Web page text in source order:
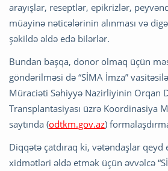
arayışlar, reseptlər, epikrizlər,
müayinə nəticələrinin alınması və
şəkildə əldə edə bilərlər.
Bundan başqa, donor olmaq üçün
göndərilməsi də “SİMA İmza”
Müraciəti Səhiyyə Nazirliyinin Orqan
Transplantasiyası üzrə Koordinasiya
saytında (odtkm.gov.az)
Diqqətə çatdıraq ki, vətəndaşlar qeyd
xidmətləri əldə etmək üçün əvvəlcə